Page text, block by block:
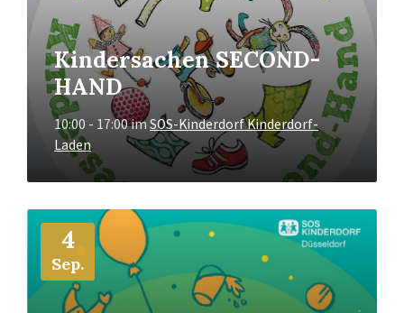
Kindersachen SECOND-
HAND
10:00 - 17:00imSOS-Kinderdorf Kinderdorf-
Laden
4
Sep.
Mehr